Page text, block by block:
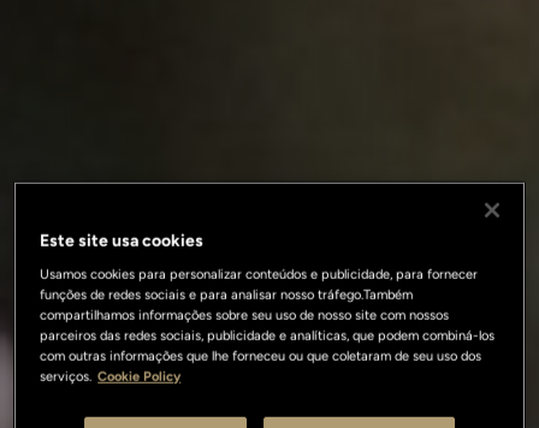
Este site usa cookies
Usamos cookies para personalizar conteúdos e publicidade, para fornecer
funções de redes sociais e para analisar nosso tráfego.Também
compartilhamos informações sobre seu uso de nosso site com nossos
parceiros das redes sociais, publicidade e analíticas, que podem combiná-los
com outras informações que lhe forneceu ou que coletaram de seu uso dos
serviços. Cookie Policy